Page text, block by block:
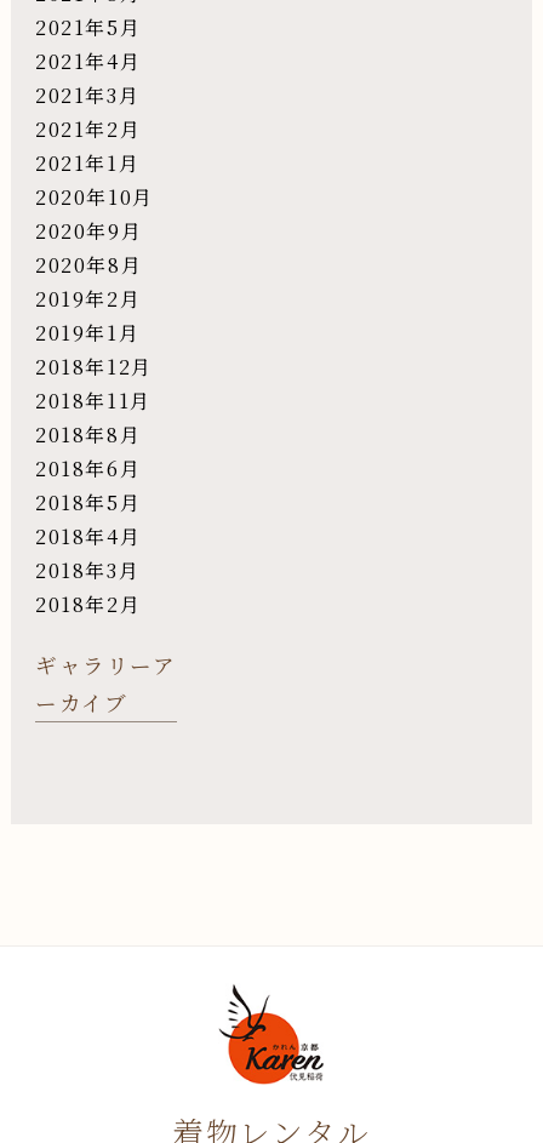
2021年5月
2021年4月
2021年3月
2021年2月
2021年1月
2020年10月
2020年9月
2020年8月
2019年2月
2019年1月
2018年12月
2018年11月
2018年8月
2018年6月
2018年5月
2018年4月
2018年3月
2018年2月
ギャラリーア
ーカイブ
着物レンタル